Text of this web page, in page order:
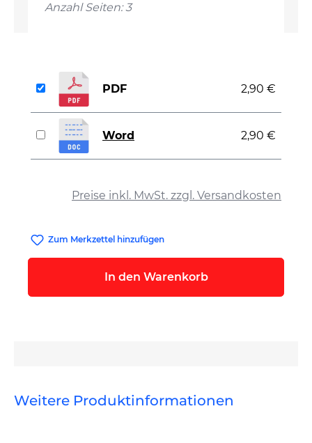
Anzahl Seiten: 3
Preise inkl. MwSt. zzgl. Versandkosten
PDF 2,90 €
Word 2,90 €
Zum Merkzettel hinzufügen
In den Warenkorb
Weitere Produktinformationen